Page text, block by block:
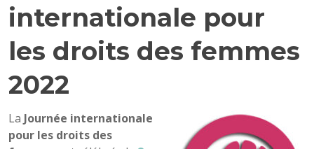
internationale pour
les droits des femmes
2022
La Journée internationale
pour les droits des